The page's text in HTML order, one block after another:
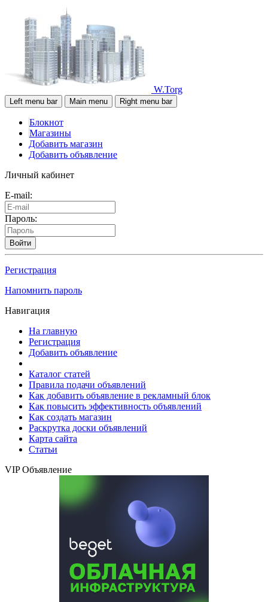
W.Torg
Left menu bar Main menu Right menu bar
Блокнот
Магазины
Добавить магазин
Добавить объявление
Личный кабинет
E-mail:
Пароль:
Войти
Регистрация
Напомнить пароль
Навигация
На главную
Регистрация
Добавить объявление
Каталог статей
Правила подачи объявлений
Как добавить объявление в рекламный блок
Как повысить эффективность объявлений
Как создать магазин
Раскрутка доски объявлений
Карта сайта
Статьи
VIP Объявление